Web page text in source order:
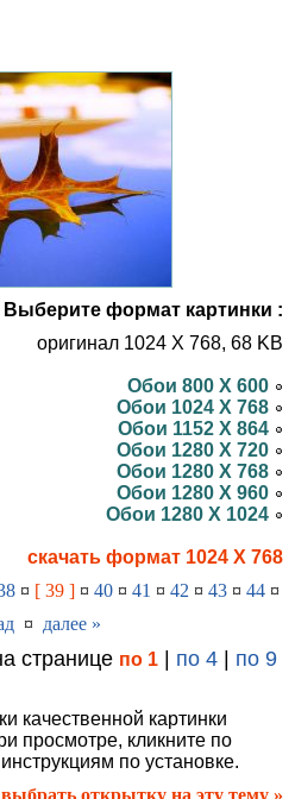
Выберите формат картинки :
оригинал 1024 X 768, 68 KB
Обои 800 X 600
Обои 1024 X 768
Обои 1152 X 864
Обои 1280 X 720
Обои 1280 X 768
Обои 1280 X 960
Обои 1280 X 1024
скачать формат 1024 X 768
¤ [ 39 ]¤ 40¤ 41 ¤ 42 ¤ 43¤ 44¤
¤ далее »
странице по 1 | по 4 | по 9
качественной картинки
просмотре, кликните по
по установке.
выбрать открытку на эту тему »